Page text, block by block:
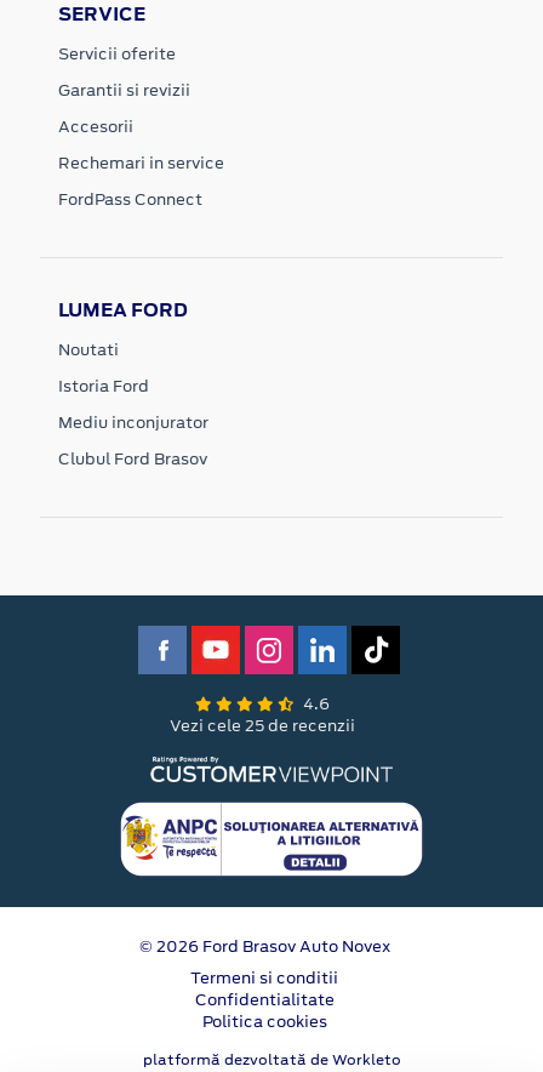
SERVICE
Servicii oferite
Garantii si revizii
Accesorii
Rechemari in service
FordPass Connect
LUMEA FORD
Noutati
Istoria Ford
Mediu inconjurator
Clubul Ford Brasov
4.6
Vezi cele 25 de recenzii
© 2026 Ford Brasov Auto Novex
Termeni si conditii
Confidentialitate
Politica cookies
platformă dezvoltată de Workleto